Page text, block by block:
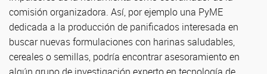
comisión organizadora. Así, por ejemplo una PyME
dedicada a la producción de panificados interesada en
buscar nuevas formulaciones con harinas saludables,
cereales o semillas, podría encontrar asesoramiento en